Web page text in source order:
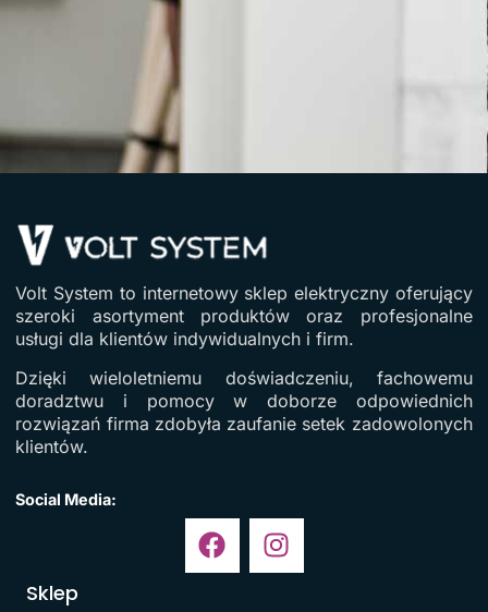
Volt System to internetowy sklep elektryczny oferujący
szeroki asortyment produktów oraz profesjonalne
usługi dla klientów indywidualnych i firm.
Dzięki wieloletniemu doświadczeniu, fachowemu
doradztwu i pomocy w doborze odpowiednich
rozwiązań firma zdobyła zaufanie setek zadowolonych
klientów.
Social Media:
Sklep